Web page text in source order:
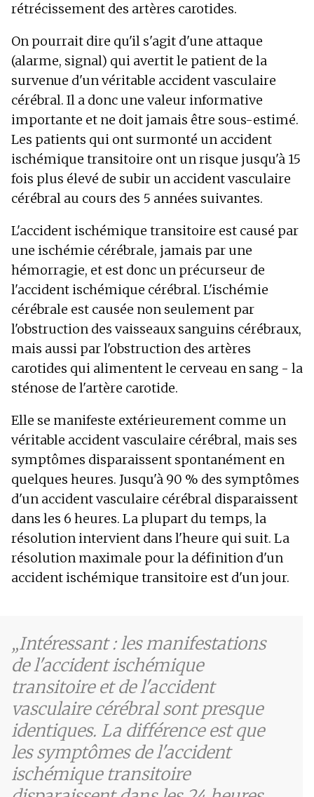
rétrécissement des artères carotides.
On pourrait dire qu'il s'agit d'une attaque
(alarme, signal) qui avertit le patient de la
survenue d'un véritable accident vasculaire
cérébral. Il a donc une valeur informative
importante et ne doit jamais être sous-estimé.
Les patients qui ont surmonté un accident
ischémique transitoire ont un risque jusqu'à 15
fois plus élevé de subir un accident vasculaire
cérébral au cours des 5 années suivantes.
L'accident ischémique transitoire est causé par
une ischémie cérébrale, jamais par une
hémorragie, et est donc un précurseur de
l'accident ischémique cérébral. L'ischémie
cérébrale est causée non seulement par
l'obstruction des vaisseaux sanguins cérébraux,
mais aussi par l'obstruction des artères
carotides qui alimentent le cerveau en sang - la
sténose de l'artère carotide.
Elle se manifeste extérieurement comme un
véritable accident vasculaire cérébral, mais ses
symptômes disparaissent spontanément en
quelques heures. Jusqu'à 90 % des symptômes
d'un accident vasculaire cérébral disparaissent
dans les 6 heures. La plupart du temps, la
résolution intervient dans l'heure qui suit. La
résolution maximale pour la définition d'un
accident ischémique transitoire est d'un jour.
Intéressant : les manifestations
de l'accident ischémique
transitoire et de l'accident
vasculaire cérébral sont presque
identiques. La différence est que
les symptômes de l'accident
ischémique transitoire